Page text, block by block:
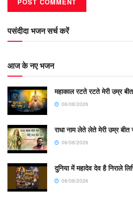
पसंदीदा भजन सर्च करें
आज के नए भजन
महाकाल रटते रटते मेरी उम्र
06/08/2026
राधा नाम लेते लेते मेरी उम्र बीत
06/08/2026
दुनिया में महादेव देव है निराले
06/08/2026